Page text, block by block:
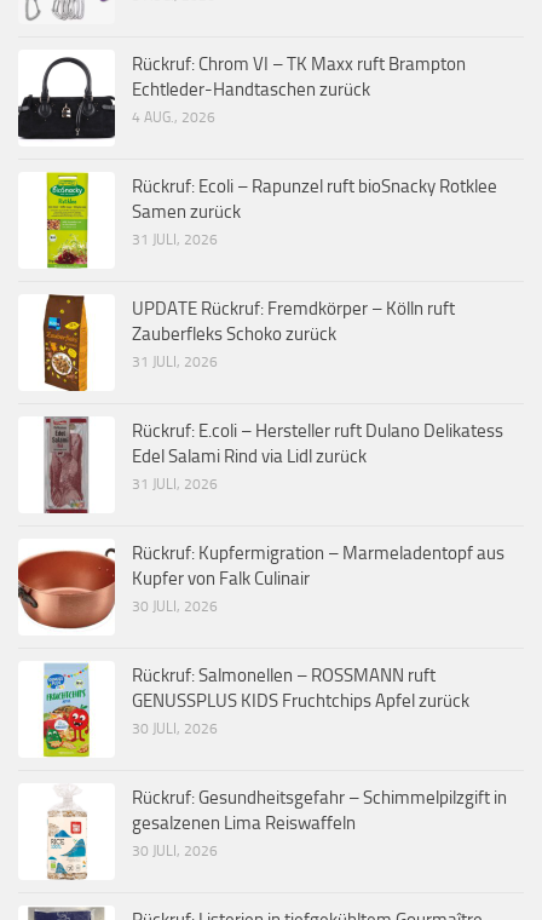
Rückruf: Chrom VI – TK Maxx ruft Brampton
Echtleder-Handtaschen zurück
4 AUG., 2026
Rückruf: Ecoli – Rapunzel ruft bioSnacky Rotklee
Samen zurück
31 JULI, 2026
UPDATE Rückruf: Fremdkörper – Kölln ruft
Zauberfleks Schoko zurück
31 JULI, 2026
Rückruf: E.coli – Hersteller ruft Dulano Delikatess
Edel Salami Rind via Lidl zurück
31 JULI, 2026
Rückruf: Kupfermigration – Marmeladentopf aus
Kupfer von Falk Culinair
30 JULI, 2026
Rückruf: Salmonellen – ROSSMANN ruft
GENUSSPLUS KIDS Fruchtchips Apfel zurück
30 JULI, 2026
Rückruf: Gesundheitsgefahr – Schimmelpilzgift in
gesalzenen Lima Reiswaffeln
30 JULI, 2026